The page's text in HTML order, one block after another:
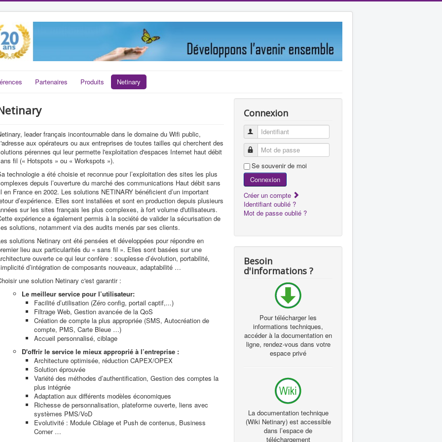
Partenaires Produits Netinary
leader français incontournable dans le domaine du Wifi public,
aux opérateurs ou aux entreprises de toutes tailles qui cherchent des
pérennes qui leur permette l'exploitation d'espaces Internet haut débit
fil (« Hotspots » ou « Workspots »).
technologie a été choisie et reconnue pour l’exploitation des sites les plus
depuis l’ouverture du marché des communications Haut débit sans
en France en 2002. Les solutions NETINARY bénéficient d’un important
d’expérience. Elles sont installées et sont en production depuis plusieurs
sur les sites français les plus complexes, à fort volume d'utilisateurs.
expérience a également permis à la société de valider la sécurisation de
solutions, notamment via des audits menés par ses clients.
solutions Netinary ont été pensées et développées pour répondre en
lieu aux particularités du « sans fil ». Elles sont basées sur une
ouverte ce qui leur confère : souplesse d’évolution, portabilité,
d’intégration de composants nouveaux, adaptabilité …
une solution Netinary c'est garantir :
Le meilleur service pour l’utilisateur:
Facilité d’utilisation (Zéro config, portail captif,...)
Filtrage Web, Gestion avancée de la QoS
Création de compte la plus appropriée (SMS, Autocréation de
compte, PMS, Carte Bleue …)
Accueil personnalisé, ciblage
D'offrir le service le mieux approprié à l’entreprise :
Architecture optimisée, réduction CAPEX/OPEX
Solution éprouvée
Variété des méthodes d’authentification, Gestion des comptes la
plus intégrée
Adaptation aux différents modèles économiques
Richesse de personnalisation, plateforme ouverte, liens avec
systèmes PMS/VoD
Evolutivité : Module Ciblage et Push de contenus, Business
Corner …
Connexion
Identifiant
Mot de passe
Se souvenir de moi
Connexion
Créer un compte
Identifiant oublié ?
Mot de passe oublié ?
Besoin
d'informations ?
Pour télécharger les
informations techniques,
accéder à la documentation en
ligne, rendez-vous dans votre
espace privé
La documentation technique
(Wiki Netinary) est accessible
dans l’espace de
téléchargement